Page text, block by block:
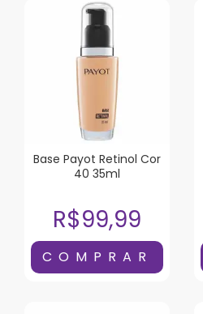
Base Payot Retinol Cor
40 35ml
R$99,99